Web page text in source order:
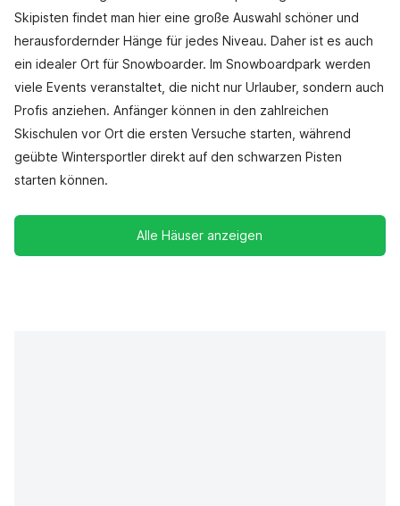
Skipisten findet man hier eine große Auswahl schöner und
herausfordernder Hänge für jedes Niveau. Daher ist es auch
ein idealer Ort für Snowboarder. Im Snowboardpark werden
viele Events veranstaltet, die nicht nur Urlauber, sondern auch
Profis anziehen. Anfänger können in den zahlreichen
Skischulen vor Ort die ersten Versuche starten, während
geübte Wintersportler direkt auf den schwarzen Pisten
starten können.
Alle Häuser anzeigen